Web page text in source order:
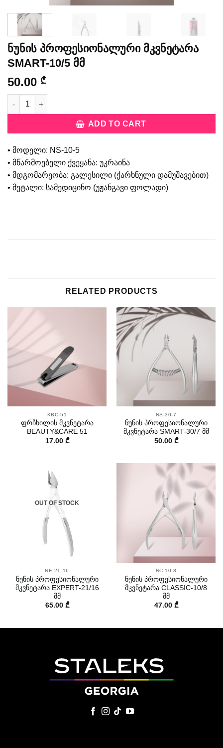
ნუნის პროფესიონალური მკვნეტარა
SMART-10/5 მმ
50.00 ₾
ნუნის პროფესიონალური მკვნეტარა SMART-10/5 მმ quantity
ADD TO CART
• მოდელი: NS-10-5
• მწარმოებელი ქვეყანა: უკრაინა
• მდგომარეობა: გალესილი (ქარხნული დამუშავებით)
• მეტალი: სამედიცინო (უჟანგავი ფოლადი)
RELATED PRODUCTS
KBC-51
ფრჩხილის მკვნეტარა
BEAUTY&CARE 51
17.00 ₾
NS-30-7
ნუნის პროფესიონალური
მკვნეტარა SMART-30/7 მმ
50.00 ₾
OUT OF STOCK
NE-21-16
ნუნის პროფესიონალური
მკვნეტარა EXPERT-21/16
მმ
65.00 ₾
NC-10-8
ნუნის პროფესიონალური
მკვნეტარა CLASSIC-10/8
მმ
47.00 ₾